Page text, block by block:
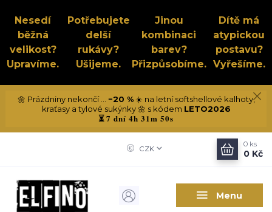
Nesedí
běžná
velikost?
Upravíme.
Potřebujete
delší
rukávy?
Ušijeme.
Jinou
kombinaci
barev?
Přizpůsobíme.
Dítě má
atypickou
postavu?
Vyřešíme.
🌼 Prázdniny nekončí ... −20 %☀️ na letní softshellové kalhoty,
kraťasy a tylové sukýnky 🌼 s kódem LETO2026
⏳7 dní 4h 31m 50s
Menu
CZK
0 ks
0 Kč